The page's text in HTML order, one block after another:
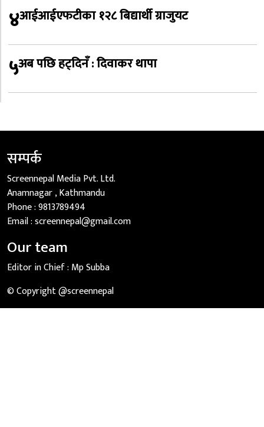
४आईआईएफटीका १२८ बिद्यार्थी ग्राजुयट
५अब पछि हट्दिनँ : दिवाकर थापा
सम्पर्क
Screennepal Media Pvt. Ltd.
Anamnagar , Kathmandu
Phone :9813789494
Email :screennepal@gmail.com
Our team
Editor in Chief : Mp Subba
© Copyright @screennepal